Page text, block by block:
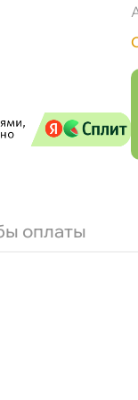
оплаты
- 19.00